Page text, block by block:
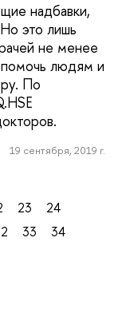
надбавки,
это лишь
не менее
людям и
По
19 сентября, 2019 г.
23
24
33
34